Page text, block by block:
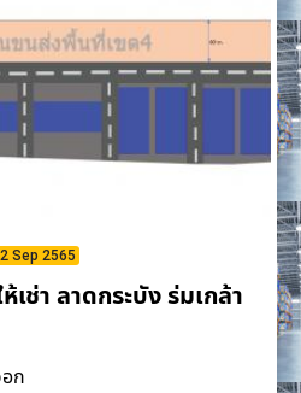
Sep 2565
เช่า ลาดกระบัง​ ร่มเกล้า
ก